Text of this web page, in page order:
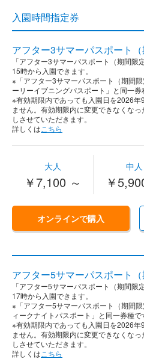
入園時間指定券
アフター3サマーパスポート（
「アフター3サマーパスポート（期間
15時から入園できます。​
※「アフター3サマーパスポート（期間
ーリーイブニングパスポート」と同一券
※有効期限内であっても入園日を2026
ません。有効期限内に変更できなくな
しさせていただきます。
詳しくは こちら
大人
￥7,100 ～
中人
￥
オンラインで購入
アフター5サマーパスポート（
「アフター5サマーパスポート（期間
17時から入園できます。​
※「アフター5サマーパスポート（期間
ィークナイトパスポート」と同一券種で
※有効期限内であっても入園日を2026
ません。有効期限内に変更できなくな
しさせていただきます。
詳しくは こちら